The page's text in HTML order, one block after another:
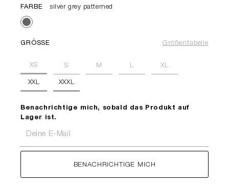
FARBE silver grey patterned
GRÖSSE Größentabelle
XS S M L XL
XXL XXXL
Benachrichtige mich, sobald das Produkt auf
Lager ist.
BENACHRICHTIGE MICH